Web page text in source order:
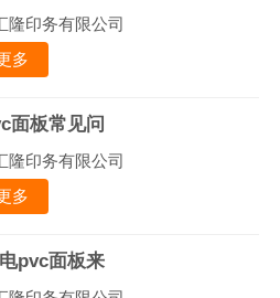
隆印务有限公司
多
面板常见问
隆印务有限公司
多
pvc面板来